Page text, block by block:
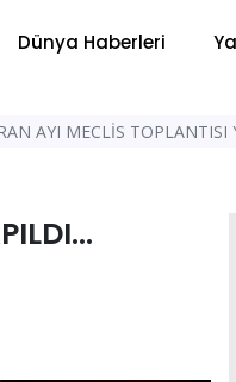
Dünya Haberleri
AYI MECLİS TOPLANTISI